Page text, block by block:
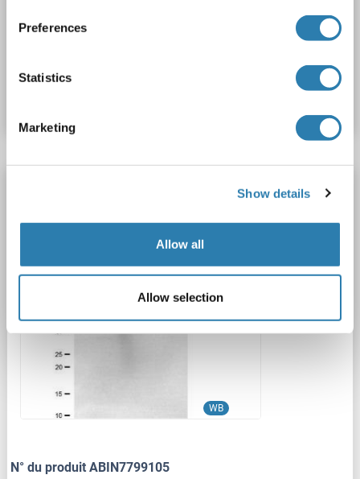
Preferences
Statistics
Marketing
Show details
Allow all
Allow selection
unconjugated
WB
1 image
N° du produit ABIN7799105